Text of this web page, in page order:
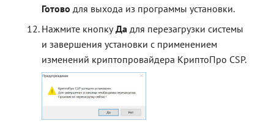
Готово для выхода из программы установки.
Нажмите кнопкуДа для перезагрузки системы
и завершения установки с применением
изменений криптопровайдера КриптоПро CSP.